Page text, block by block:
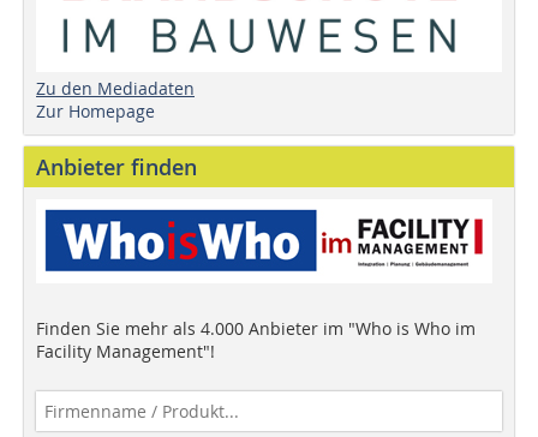
Zu den Mediadaten
Zur Homepage
Anbieter finden
Finden Sie mehr als 4.000 Anbieter im "Who is Who im
Facility Management"!